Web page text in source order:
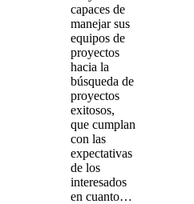
capaces de
manejar sus
equipos de
proyectos
hacia la
búsqueda de
proyectos
exitosos,
que cumplan
con las
expectativas
de los
interesados
en cuanto…